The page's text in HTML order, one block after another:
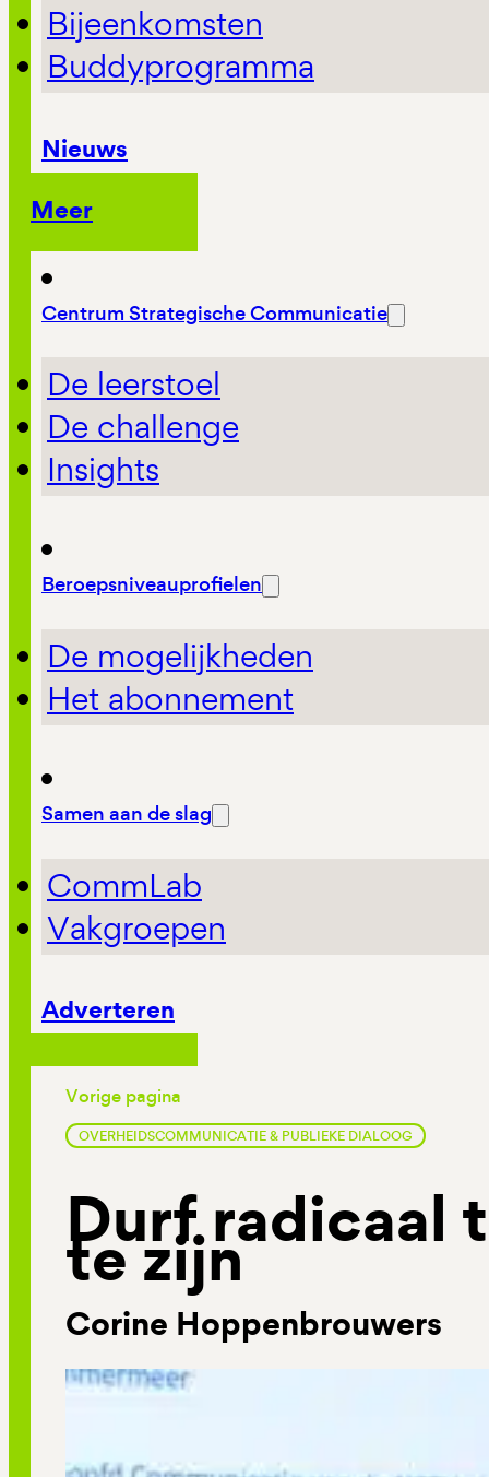
Bijeenkomsten
Buddyprogramma
Nieuws
Meer
Centrum Strategische Communicatie
De leerstoel
De challenge
Insights
Beroepsniveauprofielen
De mogelijkheden
Het abonnement
Samen aan de slag
CommLab
Vakgroepen
Adverteren
Vorige pagina
OVERHEIDSCOMMUNICATIE & PUBLIEKE DIALOOG
Durf radicaal
te zijn
Corine Hoppenbrouwers